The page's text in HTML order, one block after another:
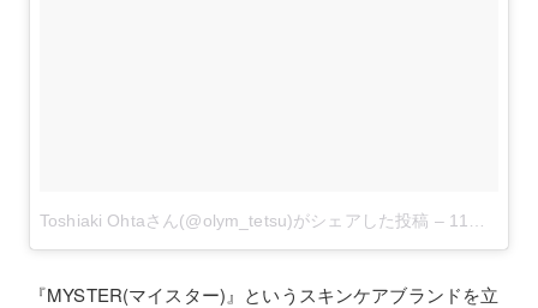
Toshiaki Ohtaさん(@olym_tetsu)がシェアした投稿 – 11月 25, 2017 at 6:21午前 PST
『MYSTER(マイスター)』というスキンケアブランドを立